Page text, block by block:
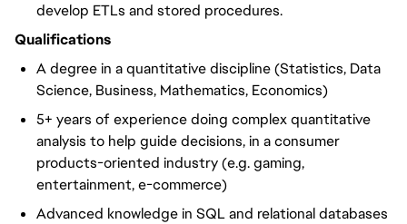
develop ETLs and stored procedures.
Qualifications
A degree in a quantitative discipline (Statistics, Data
Science, Business, Mathematics, Economics)
5+ years of experience doing complex quantitative
analysis to help guide decisions, in a consumer
products-oriented industry (e.g. gaming,
entertainment, e-commerce)
Advanced knowledge in SQL and relational databases